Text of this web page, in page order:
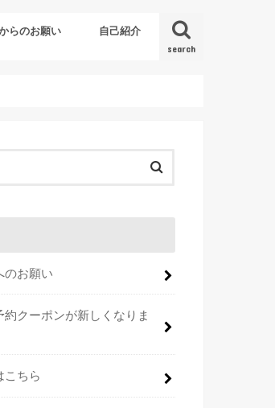
search
らのお願い 自己紹介
のお願い
クーポンが新しくなりま
こちら